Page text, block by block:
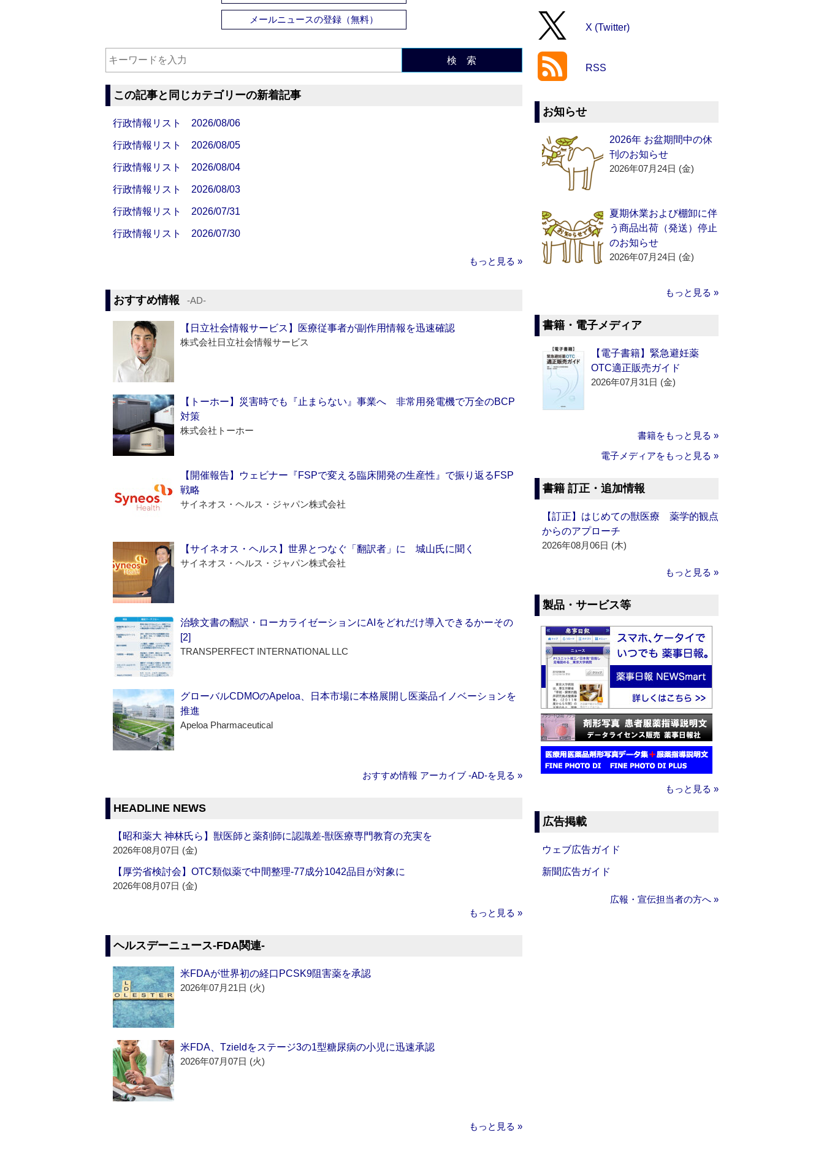
メールニュースの登録（無料）
検 索
この記事と同じカテゴリーの新着記事
行政情報リスト 2026/08/06
行政情報リスト 2026/08/05
行政情報リスト 2026/08/04
行政情報リスト 2026/08/03
行政情報リスト 2026/07/31
行政情報リスト 2026/07/30
もっと見る »
おすすめ情報 ‐AD‐
【日立社会情報サービス】医療従事者が副作用情報を迅速確認
株式会社日立社会情報サービス
【トーホー】災害時でも『止まらない』事業へ 非常用発電機で万全のBCP
対策
株式会社トーホー
【開催報告】ウェビナー『FSPで変える臨床開発の生産性』で振り返るFSP
戦略
サイネオス・ヘルス・ジャパン株式会社
【サイネオス・ヘルス】世界とつなぐ「翻訳者」に 城山氏に聞く
サイネオス・ヘルス・ジャパン株式会社
治験文書の翻訳・ローカライゼーションにAIをどれだけ導入できるかーその
[2]
TRANSPERFECT INTERNATIONAL LLC
グローバルCDMOのApeloa、日本市場に本格展開し医薬品イノベーションを
推進
Apeloa Pharmaceutical
おすすめ情報 アーカイブ ‐AD‐を見る »
HEADLINE NEWS
【昭和薬大 神林氏ら】獣医師と薬剤師に認識差‐獣医療専門教育の充実を
2026年08月07日 (金)
【厚労省検討会】OTC類似薬で中間整理‐77成分1042品目が対象に
2026年08月07日 (金)
もっと見る »
ヘルスデーニュース‐FDA関連‐
米FDAが世界初の経口PCSK9阻害薬を承認
2026年07月21日 (火)
米FDA、Tzieldをステージ3の1型糖尿病の小児に迅速承認
2026年07月07日 (火)
もっと見る »
X (Twitter)
RSS
お知らせ
2026年 お盆期間中の休
刊のお知らせ
2026年07月24日 (金)
夏期休業および棚卸に伴
う商品出荷（発送）停止
のお知らせ
2026年07月24日 (金)
もっと見る »
書籍・電子メディア
【電子書籍】緊急避妊薬
OTC適正販売ガイド
2026年07月31日 (金)
書籍をもっと見る »
電子メディアをもっと見る »
書籍 訂正・追加情報
【訂正】はじめての獣医療 薬学的観点
からのアプローチ
2026年08月06日 (木)
もっと見る »
製品・サービス等
もっと見る »
広告掲載
ウェブ広告ガイド
新聞広告ガイド
広報・宣伝担当者の方へ »